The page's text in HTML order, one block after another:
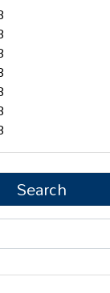
Search